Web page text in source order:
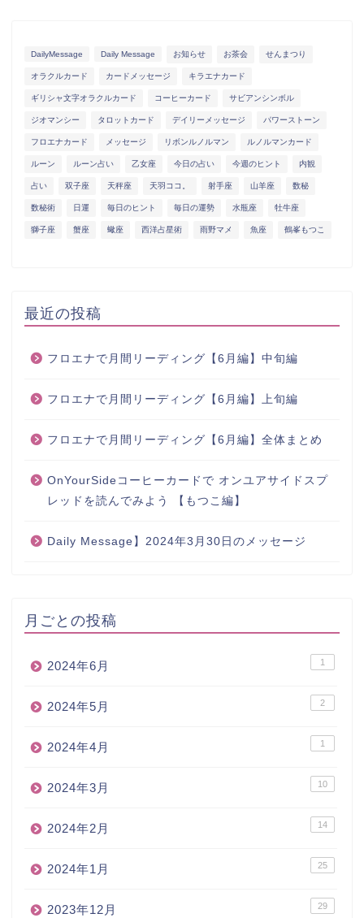
DailyMessage Daily Message お知らせ お茶会 せんまつり
オラクルカード カードメッセージ キラエナカード
ギリシャ文字オラクルカード コーヒーカード サビアンシンボル
ジオマンシー タロットカード デイリーメッセージ パワーストーン
フロエナカード メッセージ リボンルノルマン ルノルマンカード
ルーン ルーン占い 乙女座 今日の占い 今週のヒント 内観
占い 双子座 天秤座 天羽ココ。 射手座 山羊座 数秘
数秘術 日運 毎日のヒント 毎日の運勢 水瓶座 牡牛座
獅子座 蟹座 蠍座 西洋占星術 雨野マメ 魚座 鶴峯もつこ
最近の投稿
フロエナで月間リーディング【6月編】中旬編
フロエナで月間リーディング【6月編】上旬編
フロエナで月間リーディング【6月編】全体まとめ
OnYourSideコーヒーカードで オンユアサイドスプ
レッドを読んでみよう 【もつこ編】
Daily Message】2024年3月30日のメッセージ
月ごとの投稿
2024年6月 1
2024年5月 2
2024年4月 1
2024年3月 10
2024年2月 14
2024年1月 25
2023年12月 29